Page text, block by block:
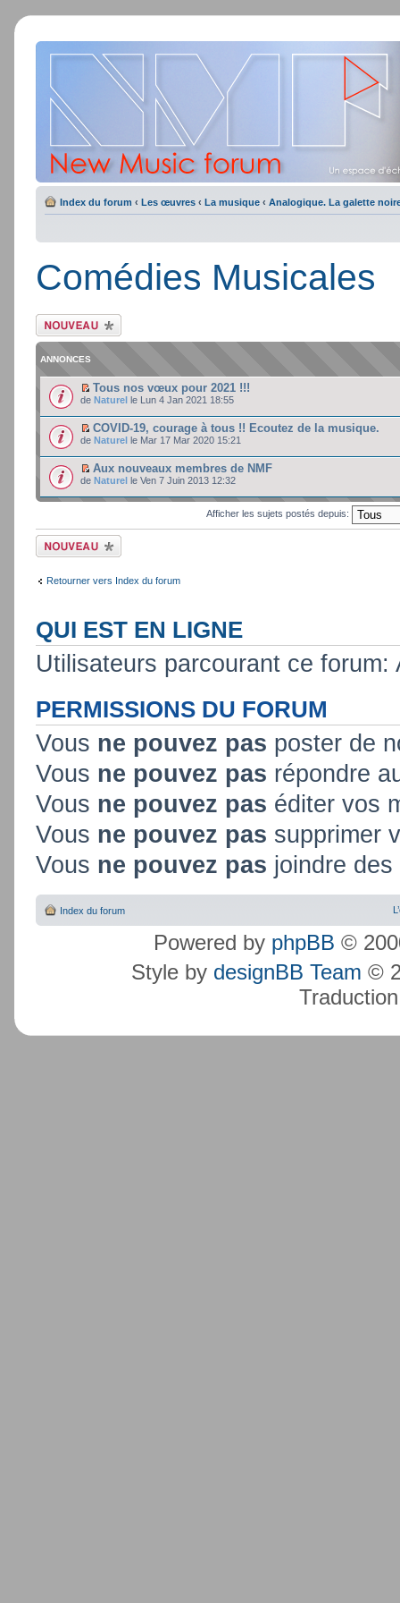
Index du forum ‹ Les œuvres ‹ La musique ‹ Analogique. La galette
Comédies Musicales
Ecrire un nouveau
sujet
ANNONCES
Tous nos vœux pour 2021 !!!
de Naturel le Lun 4 Jan 2021 18:55
COVID-19, courage à tous !! Ecoutez de la musique.
de Naturel le Mar 17 Mar 2020 15:21
Aux nouveaux membres de NMF
de Naturel le Ven 7 Juin 2013 12:32
Afficher les sujets postés depuis:
Ecrire un nouveau
sujet
Retourner vers Index du forum
QUI EST EN LIGNE
Utilisateurs parcourant ce
PERMISSIONS DU FORUM
Vous ne pouvez pas poster de
Vous ne pouvez pas répondre
Vous ne pouvez pas éditer vos
Vous ne pouvez pas supprimer
Vous ne pouvez pas joindre
Index du forum
Powered by phpBB ©
Style by designBB Team ©